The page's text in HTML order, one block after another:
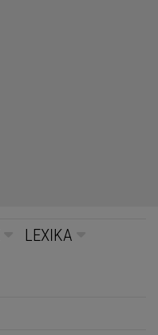
LEXIKA